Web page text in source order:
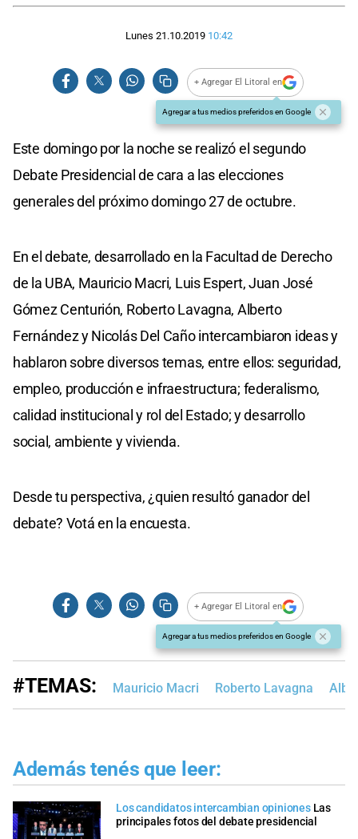
Lunes 21.10.2019 10:42
+ Agregar El Litoral en
Agregar a tus medios preferidos en Google
Este domingo por la noche se realizó el segundo
Debate Presidencial de cara a las elecciones
generales del próximo domingo 27 de octubre.
En el debate, desarrollado en la Facultad de Derecho
de la UBA, Mauricio Macri, Luis Espert, Juan José
Gómez Centurión, Roberto Lavagna, Alberto
Fernández y Nicolás Del Caño intercambiaron ideas y
hablaron sobre diversos temas, entre ellos: seguridad,
empleo, producción e infraestructura; federalismo,
calidad institucional y rol del Estado; y desarrollo
social, ambiente y vivienda.
Desde tu perspectiva, ¿quien resultó ganador del
debate? Votá en la encuesta.
+ Agregar El Litoral en
Agregar a tus medios preferidos en Google
#TEMAS: Mauricio Macri Roberto Lavagna
Además tenés que leer:
Los candidatos intercambian opiniones Las
principales fotos del debate presidencial